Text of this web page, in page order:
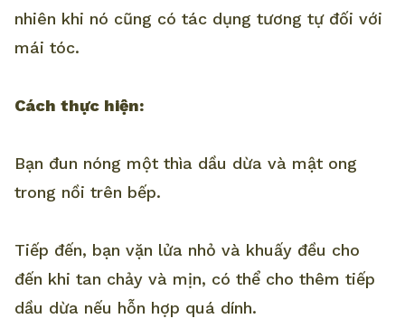
nhiên khi nó cũng có tác dụng tương tự đối với
mái tóc.
Cách thực hiện:
Bạn đun nóng một thìa dầu dừa và mật ong
trong nồi trên bếp.
Tiếp đến, bạn vặn lửa nhỏ và khuấy đều cho
đến khi tan chảy và mịn, có thể cho thêm tiếp
dầu dừa nếu hỗn hợp quá dính.